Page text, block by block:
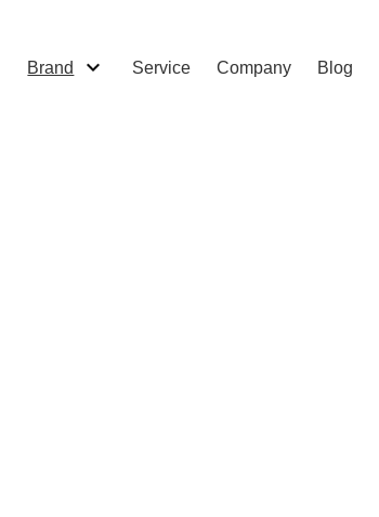
Brand Service Company Blog